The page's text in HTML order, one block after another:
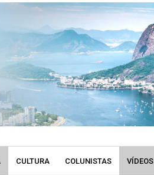
CULTURA COLUNISTAS VÍDEOS